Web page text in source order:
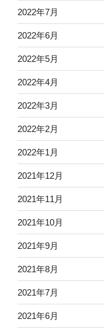
2022年7月
2022年6月
2022年5月
2022年4月
2022年3月
2022年2月
2022年1月
2021年12月
2021年11月
2021年10月
2021年9月
2021年8月
2021年7月
2021年6月